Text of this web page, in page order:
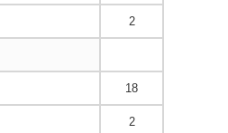
2
18
2